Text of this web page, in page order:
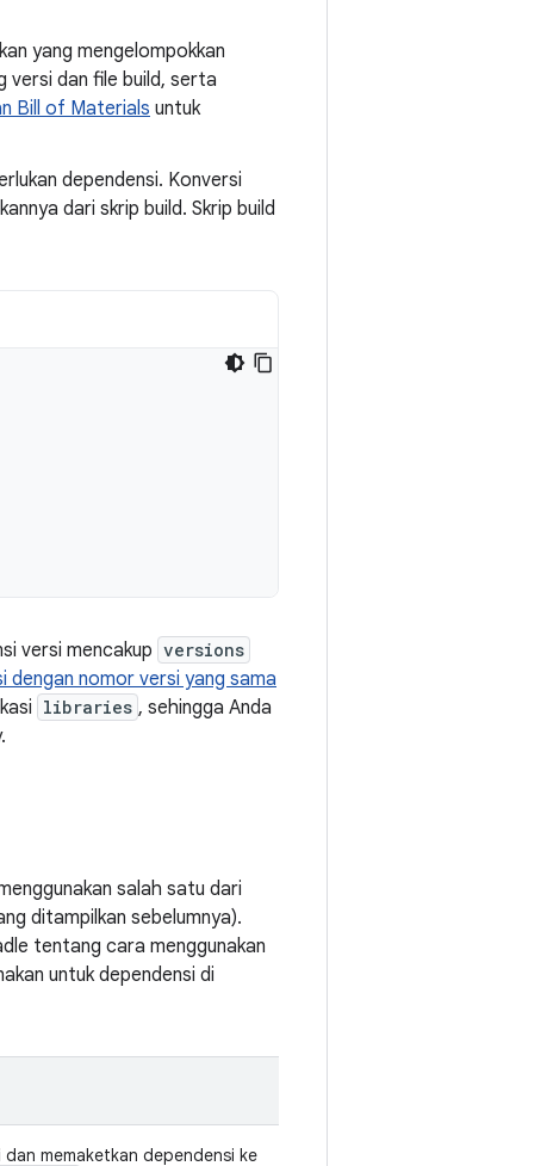
yang mengelompokkan
versi dan file build, serta
Bill of Materials untuk
dependensi. Konversi
dari skrip build. Skrip build
versi mencakup versions
dengan nomor versi yang sama
libraries , sehingga Anda
salah satu dari
ditampilkan sebelumnya).
tentang cara menggunakan
untuk dependensi di
memaketkan dependensi ke